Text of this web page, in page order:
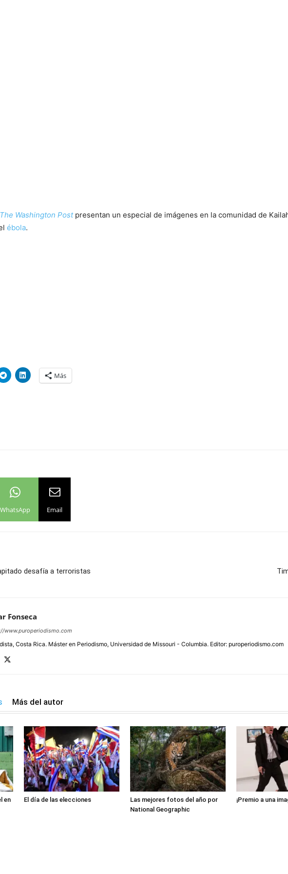
The Washington Postpresentan un especial de imágenes en la comunidad de
ébola.
Más
WhatsApp Email
desafía a terroristas
Fonseca
www.puroperiodismo.com
Costa Rica. Máster en Periodismo, Universidad de Missouri - Columbia. Editor: puroperiodismo.com
Más del autor
en
El día de las elecciones
Las mejores fotos del año por
National Geographic
¡Premio a una